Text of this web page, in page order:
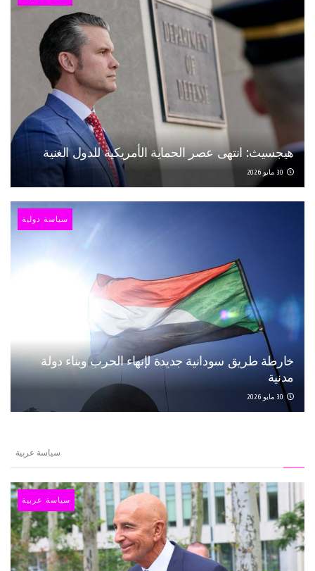
هيجسيث: انتهى عصر الحماية الأمريكية للدول الغنية
سياسة دولية
خارطة طريق سودانية جديدة لإنهاء الحرب وبناء دولة
مدنية
30 مايو 2026
سياسة عربية
سياسة عربية